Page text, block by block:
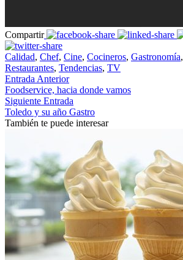
Compartir
Calidad, Chef, Cine, Cocineros, Gastronomía,
Restaurantes, Tendencias, TV
Entrada Anterior
Foodservice, hacia donde vamos
Siguiente Entrada
Toledo y su año Gastro
También te puede interesar